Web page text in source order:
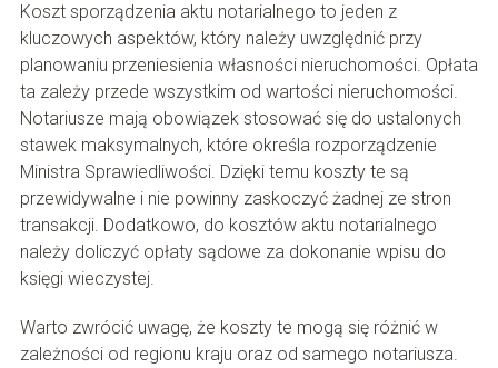
Koszt sporządzenia aktu notarialnego to jeden z
kluczowych aspektów, który należy uwzględnić przy
planowaniu przeniesienia własności nieruchomości. Opłata
ta zależy przede wszystkim od wartości nieruchomości.
Notariusze mają obowiązek stosować się do ustalonych
stawek maksymalnych, które określa rozporządzenie
Ministra Sprawiedliwości. Dzięki temu koszty te są
przewidywalne i nie powinny zaskoczyć żadnej ze stron
transakcji. Dodatkowo, do kosztów aktu notarialnego
należy doliczyć opłaty sądowe za dokonanie wpisu do
księgi wieczystej.
Warto zwrócić uwagę, że koszty te mogą się różnić w
zależności od regionu kraju oraz od samego notariusza.